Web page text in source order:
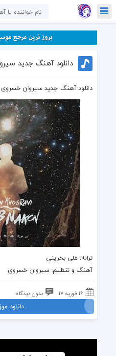
دانلود آهنگ جدید سیروان
ترانه: علی بحرینی
آهنگ و تنظیم:سیروان خسروی
16 فوریه 17 بدون دیدگاه
دانلود